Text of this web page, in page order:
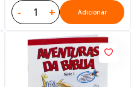
- + Adicionar